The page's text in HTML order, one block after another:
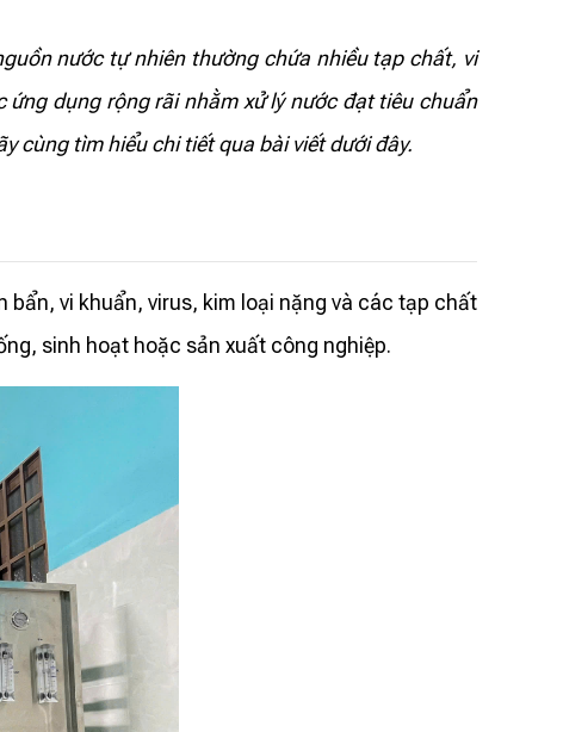
nước tự nhiên thường chứa nhiều tạp chất, vi
dụng rộng rãi nhằm xử lý nước đạt tiêu chuẩn
cùng tìm hiểu chi tiết qua bài viết dưới đây.
vi khuẩn, virus, kim loại nặng và các tạp chất
sinh hoạt hoặc sản xuất công nghiệp.